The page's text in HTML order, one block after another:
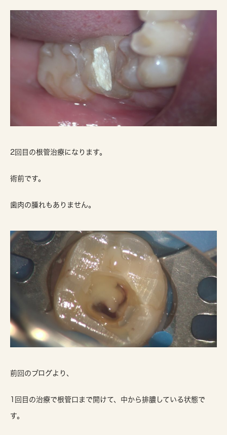
2回目の根管治療になります。
術前です。
歯肉の腫れもありません。
前回のブログより、
1回目の治療で根管口まで開けて、中から排膿している状態で
す。